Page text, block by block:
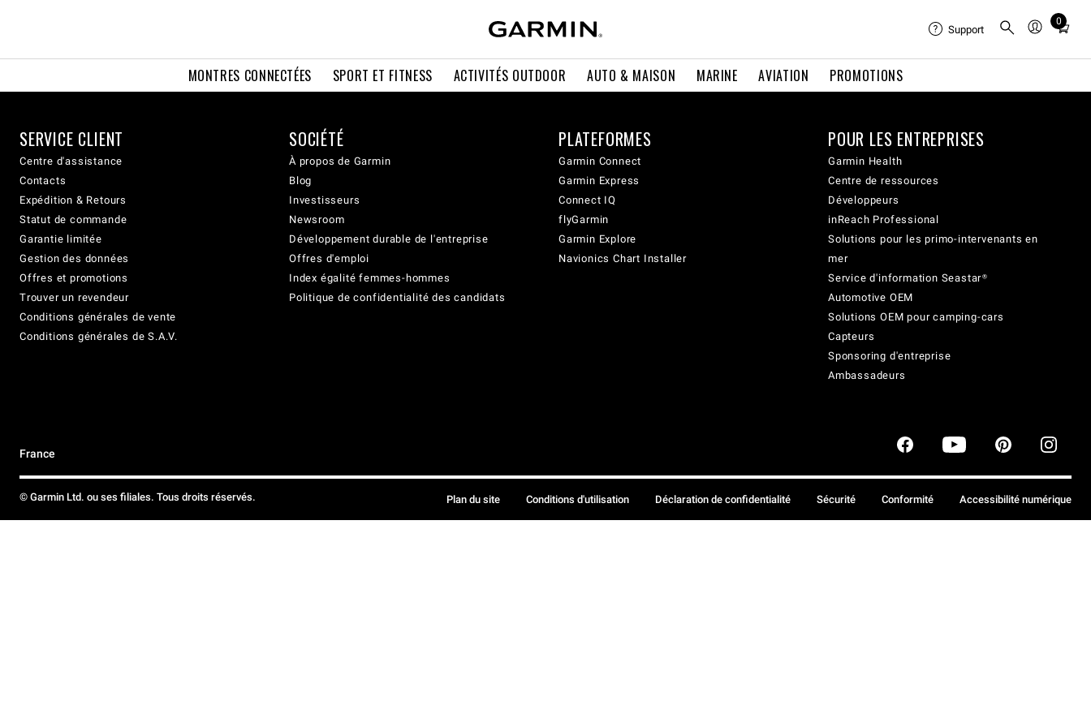
MONTRES CONNECTÉES SPORT ET FITNESS ACTIVITÉS OUTDOOR AUTO & MAISON MARINE AVIATION PROMOTIONS
Support
0
Total
cart:
SERVICE CLIENT
Centre d'assistance
Contacts
Expédition & Retours
Statut de commande
Garantie limitée
Gestion des données
Offres et promotions
Trouver un revendeur
Conditions générales de vente
Conditions générales de S.A.V.
SOCIÉTÉ
À propos de Garmin
Blog
Investisseurs
Newsroom
Développement durable de l'entreprise
Offres d'emploi
Index égalité femmes-hommes
Politique de confidentialité des candidats
PLATEFORMES
Garmin Connect
Garmin Express
Connect IQ
flyGarmin
Garmin Explore
Navionics Chart Installer
POUR LES ENTREPRISES
Garmin Health
Centre de ressources
Développeurs
inReach Professional
Solutions pour les primo-intervenants en
mer
Service d'information Seastar®
Automotive OEM
Solutions OEM pour camping-cars
Capteurs
Sponsoring d'entreprise
Ambassadeurs
France
© Garmin Ltd. ou ses filiales. Tous droits réservés. Plan du site Conditions d'utilisation Déclaration de confidentialité Sécurité Conformité Accessibilité numérique